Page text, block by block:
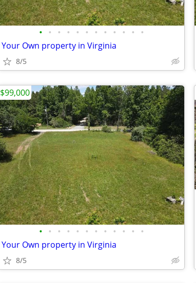
• • • • • • • • • • • •
Your Own property in Virginia
8/5
• • • • • • • • • • • •
Your Own property in Virginia
8/5
$99,000